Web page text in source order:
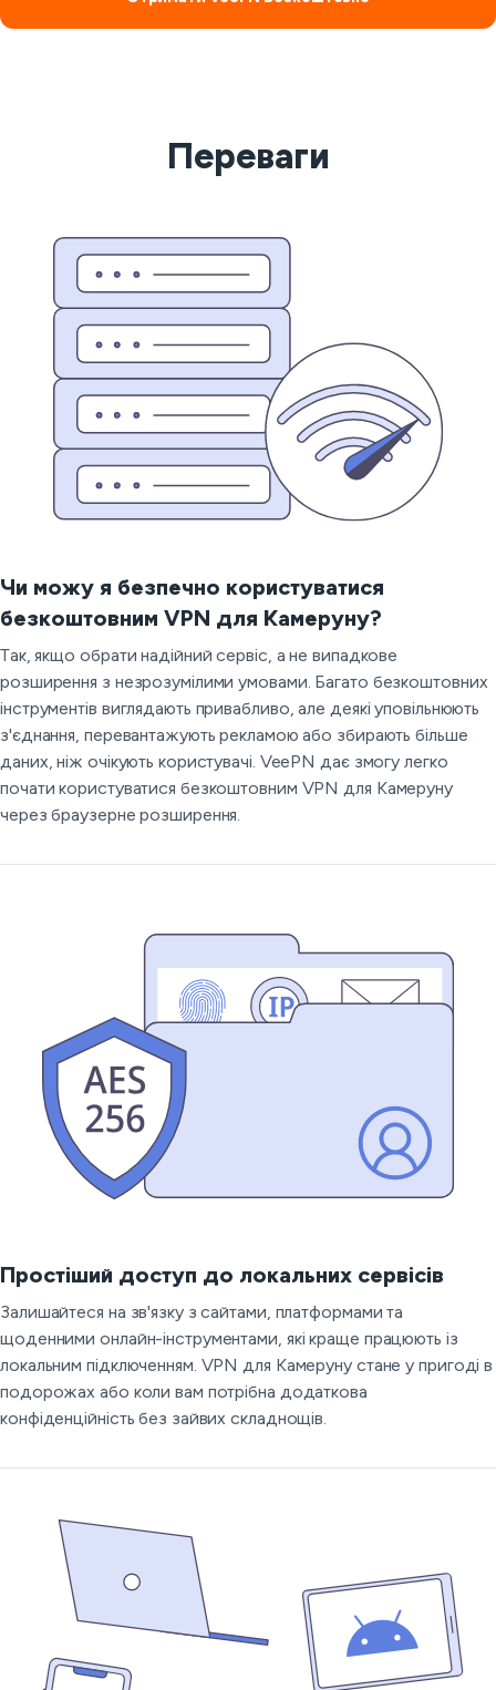
Переваги
Чи можу я безпечно користуватися
безкоштовним VPN для Камеруну?
Так, якщо обрати надійний сервіс, а не випадкове
розширення з незрозумілими умовами. Багато безкоштовних
інструментів виглядають привабливо, але деякі уповільнюють
з'єднання, перевантажують рекламою або збирають більше
даних, ніж очікують користувачі. VeePN дає змогу легко
почати користуватися безкоштовним VPN для Камеруну
через браузерне розширення.
Простіший доступ до локальних сервісів
Залишайтеся на зв'язку з сайтами, платформами та
щоденними онлайн-інструментами, які краще працюють із
локальним підключенням. VPN для Камеруну стане у пригоді в
подорожах або коли вам потрібна додаткова
конфіденційність без зайвих складнощів.